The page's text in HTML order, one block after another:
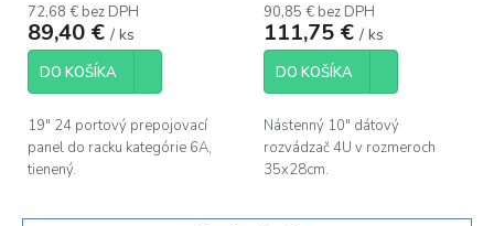
72,68 € bez DPH
89,40 € / ks
DO KOŠÍKA
19" 24 portový prepojovací
panel do racku kategórie 6A,
tienený.
90,85 € bez DPH
111,75 € / ks
DO KOŠÍKA
Nástenný 10" dátový
rozvádzač 4U v rozmeroch
35x28cm.